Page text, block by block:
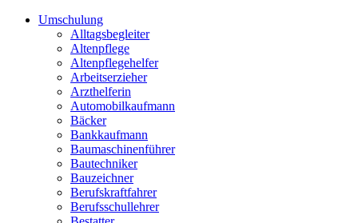
Umschulung
Alltagsbegleiter
Altenpflege
Altenpflegehelfer
Arbeitserzieher
Arzthelferin
Automobilkaufmann
Bäcker
Bankkaufmann
Baumaschinenführer
Bautechniker
Bauzeichner
Berufskraftfahrer
Berufsschullehrer